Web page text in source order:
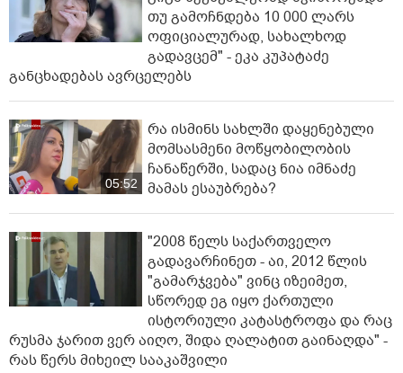
თუ გამოჩნდება 10 000 ლარს
ოფიციალურად, სახალხოდ
გადავცემ" - ეკა კუპატაძე
განცხადებას ავრცელებს
05:52
რა ისმინს სახლში დაყენებული
მომსასმენი მოწყობილობის
ჩანაწერში, სადაც ნია იმნაძე
მამას ესაუბრება?
"2008 წელს საქართველო
გადავარჩინეთ - აი, 2012 წლის
"გამარჯვება" ვინც იზეიმეთ,
სწორედ ეგ იყო ქართული
ისტორიული კატასტროფა და რაც
რუსმა ჯარით ვერ აიღო, შიდა ღალატით გაინაღდა" -
რას წერს მიხეილ სააკაშვილი